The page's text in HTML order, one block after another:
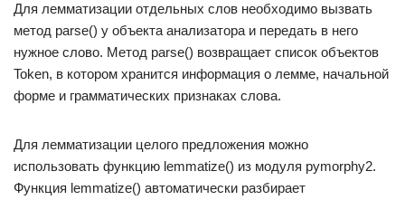
Для лемматизации отдельных слов необходимо вызвать
метод parse() у объекта анализатора и передать в него
нужное слово. Метод parse() возвращает список объектов
Token, в котором хранится информация о лемме, начальной
форме и грамматических признаках слова.
Для лемматизации целого предложения можно
использовать функцию lemmatize() из модуля pymorphy2.
Функция lemmatize() автоматически разбирает